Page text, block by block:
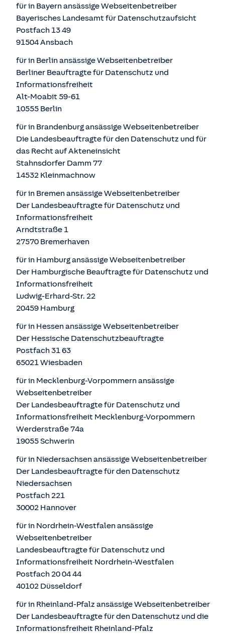
für in Bayern ansässige Webseitenbetreiber
Bayerisches Landesamt für Datenschutzaufsicht
Postfach 13 49
91504 Ansbach
für in Berlin ansässige Webseitenbetreiber
Berliner Beauftragte für Datenschutz und
Informationsfreiheit
Alt-Moabit 59-61
10555 Berlin
für in Brandenburg ansässige Webseitenbetreiber
Die Landesbeauftragte für den Datenschutz und für
das Recht auf Akteneinsicht
Stahnsdorfer Damm 77
14532 Kleinmachnow
für in Bremen ansässige Webseitenbetreiber
Der Landesbeauftragte für Datenschutz und
Informationsfreiheit
Arndtstraße 1
27570 Bremerhaven
für in Hamburg ansässige Webseitenbetreiber
Der Hamburgische Beauftragte für Datenschutz und
Informationsfreiheit
Ludwig-Erhard-Str. 22
20459 Hamburg
für in Hessen ansässige Webseitenbetreiber
Der Hessische Datenschutzbeauftragte
Postfach 31 63
65021 Wiesbaden
für in Mecklenburg-Vorpommern ansässige
Webseitenbetreiber
Der Landesbeauftragte für Datenschutz und
Informationsfreiheit Mecklenburg-Vorpommern
Werderstraße 74a
19055 Schwerin
für in Niedersachsen ansässige Webseitenbetreiber
Der Landesbeauftragte für den Datenschutz
Niedersachsen
Postfach 221
30002 Hannover
für in Nordrhein-Westfalen ansässige
Webseitenbetreiber
Landesbeauftragte für Datenschutz und
Informationsfreiheit Nordrhein-Westfalen
Postfach 20 04 44
40102 Düsseldorf
für in Rheinland-Pfalz ansässige Webseitenbetreiber
Der Landesbeauftragte für den Datenschutz und die
Informationsfreiheit Rheinland-Pfalz